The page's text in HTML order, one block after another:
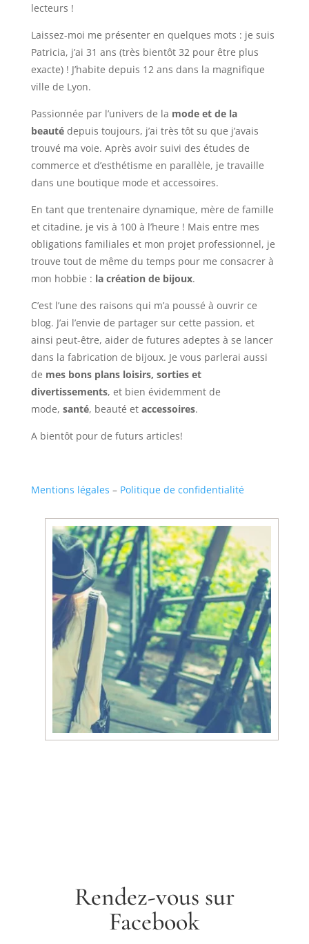
lecteurs !
Laissez-moi me présenter en quelques mots : je suis
Patricia, j’ai 31 ans (très bientôt 32 pour être plus
exacte) ! J’habite depuis 12 ans dans la magnifique
ville de Lyon.
Passionnée par l’univers de la mode et de la
beauté depuis toujours, j’ai très tôt su que j’avais
trouvé ma voie. Après avoir suivi des études de
commerce et d’esthétisme en parallèle, je travaille
dans une boutique mode et accessoires.
En tant que trentenaire dynamique, mère de famille
et citadine, je vis à 100 à l’heure ! Mais entre mes
obligations familiales et mon projet professionnel, je
trouve tout de même du temps pour me consacrer à
mon hobbie : la création de bijoux.
C’est l’une des raisons qui m’a poussé à ouvrir ce
blog. J’ai l’envie de partager sur cette passion, et
ainsi peut-être, aider de futures adeptes à se lancer
dans la fabrication de bijoux. Je vous parlerai aussi
de mes bons plans loisirs, sorties et
divertissements, et bien évidemment de
mode, santé, beauté et accessoires.
A bientôt pour de futurs articles!
Mentions légales – Politique de confidentialité
Rendez-vous sur
Facebook